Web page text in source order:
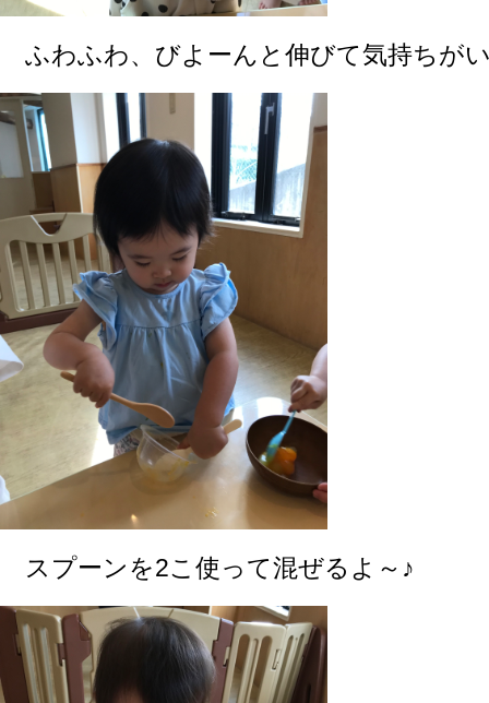
ふわふわ、びよーんと伸びて気持ちが
スプーンを2こ使って混ぜるよ～♪